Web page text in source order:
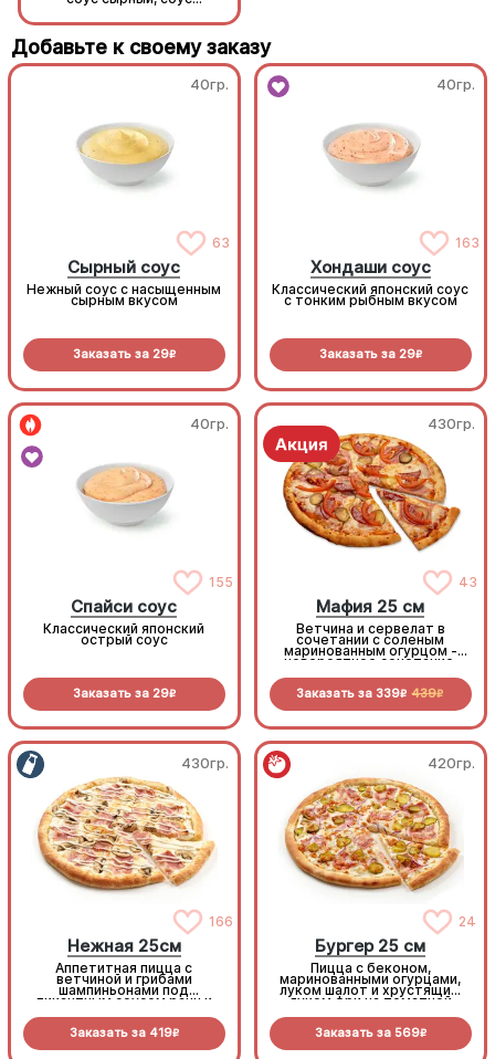
Добавьте к своему заказу
40гр.
63
Сырный соус
Нежный соус с насыщенным
сырным вкусом
Заказать за 29R
40гр.
163
Хондаши соус
Классический японский соус
с тонким рыбным вкусом
Заказать за 29R
40гр.
155
Спайси соус
Классический японский
острый соус
Заказать за 29R
430гр.
43
Мафия 25 см
Ветчина и сервелат в
сочетании с соленым
маринованным огурцом -
невероятное сочетание,
попробовать!
Заказать за 339R 439R
430гр.
166
Нежная 25см
Аппетитная пицца с
ветчиной и грибами
шампиньонами под
пикантным соусом ранч и
Заказать за 419R
420гр.
24
Бургер 25 см
Пицца с беконом,
маринованными огурцами,
луком шалот и хрустящим
луком фри на томатной
Заказать за 569R